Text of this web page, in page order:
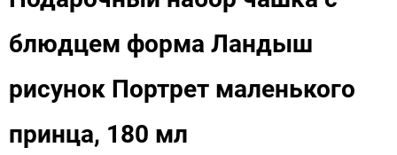
блюдцем форма Ландыш
рисунок Портрет маленького
принца, 180 мл